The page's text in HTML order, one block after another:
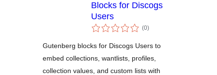
Blocks for Discogs
Users
(0एकूण
मूल्यांकन
)
Gutenberg blocks for Discogs Users to
embed collections, wantlists, profiles,
collection values, and custom lists with